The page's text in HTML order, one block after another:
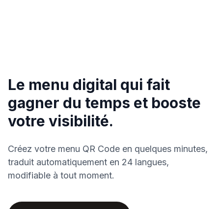
Le menu digital qui fait
gagner du temps et booste
votre visibilité.
Créez votre menu QR Code en quelques minutes,
traduit automatiquement en 24 langues,
modifiable à tout moment.